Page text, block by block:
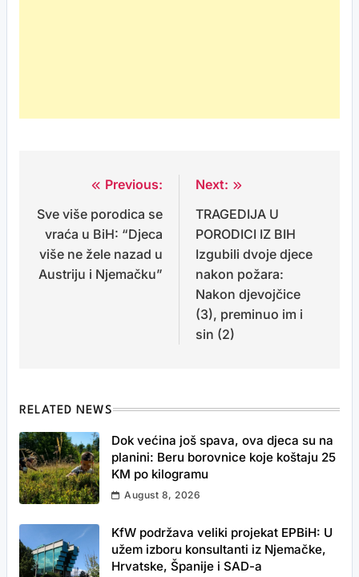
navigation
Previous:
Sve više porodica se
vraća u BiH: “Djeca
više ne žele nazad u
Austriju i Njemačku”
Next:
TRAGEDIJA U
PORODICI IZ BIH
Izgubili dvoje djece
nakon požara:
Nakon djevojčice
(3), preminuo im i
sin (2)
RELATED NEWS
Dok većina još spava, ova djeca su na
planini: Beru borovnice koje koštaju 25
KM po kilogramu
August 8, 2026
KfW podržava veliki projekat EPBiH: U
užem izboru konsultanti iz Njemačke,
Hrvatske, Španije i SAD-a